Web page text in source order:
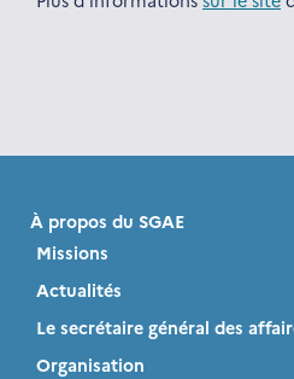
À propos du SGAE
Missions
Actualités
Le secrétaire général des
Organisation